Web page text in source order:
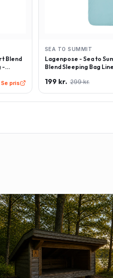
Blend
-
Se pris
SEA TO SUMMIT
Lagenpose - Sea to
Blend Sleeping Bag
199 kr. 299 kr.